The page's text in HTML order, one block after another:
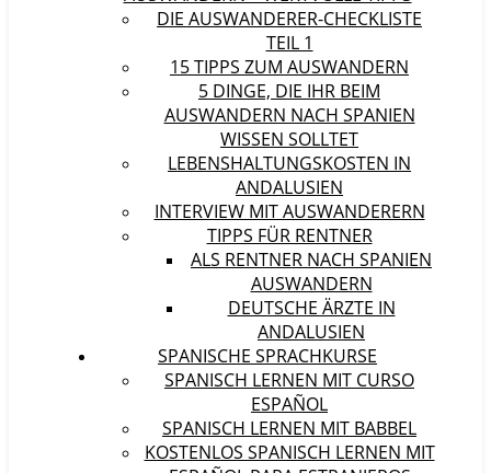
DIE AUSWANDERER-CHECKLISTE
TEIL 1
15 TIPPS ZUM AUSWANDERN
5 DINGE, DIE IHR BEIM
AUSWANDERN NACH SPANIEN
WISSEN SOLLTET
LEBENSHALTUNGSKOSTEN IN
ANDALUSIEN
INTERVIEW MIT AUSWANDERERN
TIPPS FÜR RENTNER
ALS RENTNER NACH SPANIEN
AUSWANDERN
DEUTSCHE ÄRZTE IN
ANDALUSIEN
SPANISCHE SPRACHKURSE
SPANISCH LERNEN MIT CURSO
ESPAÑOL
SPANISCH LERNEN MIT BABBEL
KOSTENLOS SPANISCH LERNEN MIT